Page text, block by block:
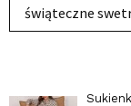
świąteczne